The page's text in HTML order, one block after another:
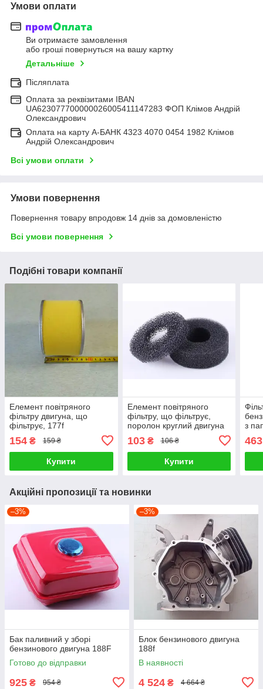
Умови оплати
Ви отримаєте замовлення
або гроші повернуться на вашу картку
Детальніше
Післяплата
Оплата за реквізитами IBAN
UA623077700000026005411147283 ФОП Клімов Андрій
Олександрович
Оплата на карту А-БАНК 4323 4070 0454 1982 Клімов
Андрій Олександрович
Всі умови оплати
Умови повернення
Повернення товару впродовж 14 днів за домовленістю
Всі умови повернення
Подібні товари компанії
Елемент повітряного
фільтру двигуна, що
фільтрує, 177f
154 ₴ 159 ₴
Купити
Елемент повітряного
фільтру, що фільтрує,
поролон круглий двигуна
103₴ 106 ₴
Купити
з
463
Акційні пропозиції та новинки
–3%
Бак паливний у зборі
бензинового двигуна 188F
Готово до відправки
925 ₴ 954 ₴
–3%
Блок бензинового двигуна
188f
В наявності
4 524 ₴ 4 664 ₴